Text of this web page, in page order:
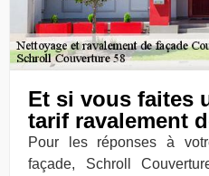
Et si vous faites
tarif ravalement
Pour les réponses à
façade, Schroll